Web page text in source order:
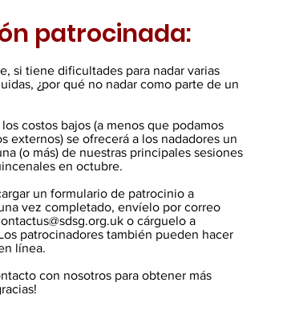
patrocinada:
si tiene dificultades para nadar varias
¿por qué no nadar como parte de un
costos bajos (a menos que podamos
externos) se ofrecerá a los nadadores un
(o más) de nuestras principales sesiones
en octubre.
un formulario de patrocinio a
vez completado, envíelo por correo
o cárguelo a
patrocinadores también pueden hacer
línea.
con nosotros para obtener más